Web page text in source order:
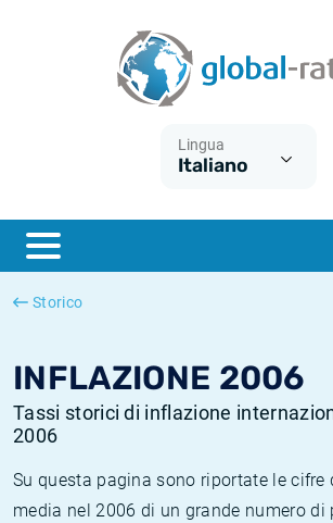
Lingua
Italiano
Storico
INFLAZIONE 2006
Tassi storici di inflazione
2006
Su questa pagina sono riportate le cifre
media nel 2006 di un grande numero di
ESTER
SONIA
Cos'è l'inflazione CPI?
Cos'è l'inflazione HICP?
Inflazione Italia
Inflazione Stati Uniti
Tassi storici Euribor
Tassi storici di SONIA
Tassi storici di TONAR
Calcolatore dell’inflazione